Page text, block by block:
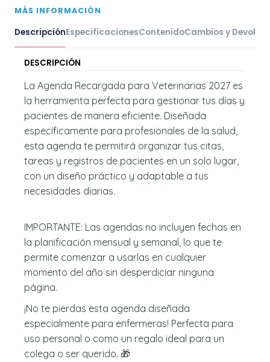
MÁS INFORMACIÓN
DescripciónEspecificacionesContenidoCambios y
DESCRIPCIÓN
La Agenda Recargada para Veterinarias 2027 es
la herramienta perfecta para gestionar tus días y
pacientes de manera eficiente. Diseñada
específicamente para profesionales de la salud,
esta agenda te permitirá organizar tus citas,
tareas y registros de pacientes en un solo lugar,
con un diseño práctico y adaptable a tus
necesidades diarias.
IMPORTANTE: Las agendas no incluyen fechas en
la planificación mensual y semanal, lo que te
permite comenzar a usarlas en cualquier
momento del año sin desperdiciar ninguna
página.
¡No te pierdas esta agenda diseñada
especialmente para enfermeras! Perfecta para
uso personal o como un regalo ideal para un
colega o ser querido. 🎁